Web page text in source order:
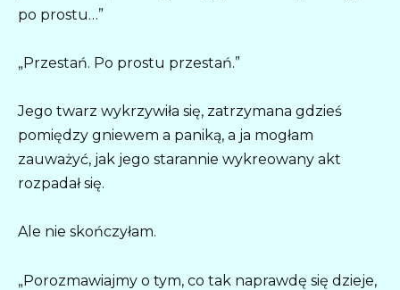
po prostu…”
„Przestań. Po prostu przestań.”
Jego twarz wykrzywiła się, zatrzymana gdzieś
pomiędzy gniewem a paniką, a ja mogłam
zauważyć, jak jego starannie wykreowany akt
rozpadał się.
Ale nie skończyłam.
„Porozmawiajmy o tym, co tak naprawdę się dzieje,